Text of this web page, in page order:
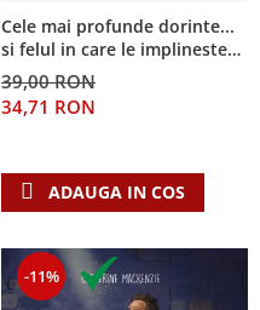
Cele mai profunde dorinte...
si felul in care le implineste
invatatura crestina
39,00 RON
34,71 RON
ADAUGA IN COS
-11%